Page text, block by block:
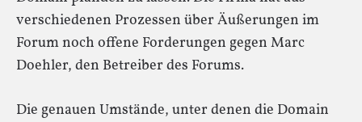
verschiedenen Prozessen über Äußerungen im
Forum noch offene Forderungen gegen Marc
Doehler, den Betreiber des Forums.
Die genauen Umstände, unter denen die Domain